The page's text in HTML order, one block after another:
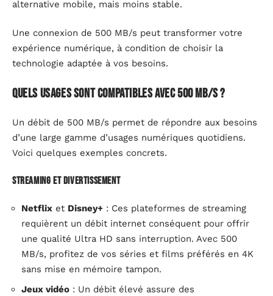
alternative mobile, mais moins stable.
Une connexion de 500 MB/s peut transformer votre
expérience numérique, à condition de choisir la
technologie adaptée à vos besoins.
Quels usages sont compatibles avec 500 MB/s ?
Un débit de 500 MB/s permet de répondre aux besoins
d’une large gamme d’usages numériques quotidiens.
Voici quelques exemples concrets.
Streaming et divertissement
Netflix et Disney+ : Ces plateformes de streaming
requièrent un débit internet conséquent pour offrir
une qualité Ultra HD sans interruption. Avec 500
MB/s, profitez de vos séries et films préférés en 4K
sans mise en mémoire tampon.
Jeux vidéo : Un débit élevé assure des